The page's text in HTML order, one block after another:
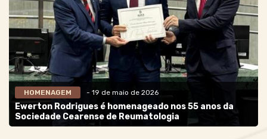
HOMENAGEM - 19 de maio de 2026
Ewerton Rodrigues é homenageado nos 55 anos da
Sociedade Cearense de Reumatologia